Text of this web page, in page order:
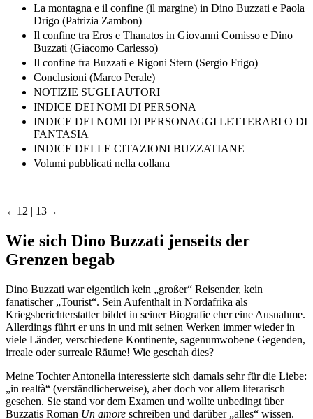
La montagna e il confine (il margine) in Dino Buzzati e Paola
Drigo (Patrizia Zambon)
Il confine tra Eros e Thanatos in Giovanni Comisso e Dino
Buzzati (Giacomo Carlesso)
Il confine fra Buzzati e Rigoni Stern (Sergio Frigo)
Conclusioni (Marco Perale)
NOTIZIE SUGLI AUTORI
INDICE DEI NOMI DI PERSONA
INDICE DEI NOMI DI PERSONAGGI LETTERARI O DI
FANTASIA
INDICE DELLE CITAZIONI BUZZATIANE
Volumi pubblicati nella collana
←12 | 13→
Wie sich Dino Buzzati jenseits der
Grenzen begab
Dino Buzzati war eigentlich kein „großer“ Reisender, kein
fanatischer „Tourist“. Sein Aufenthalt in Nordafrika als
Kriegsberichterstatter bildet in seiner Biografie eher eine Ausnahme.
Allerdings führt er uns in und mit seinen Werken immer wieder in
viele Länder, verschiedene Kontinente, sagenumwobene Gegenden,
irreale oder surreale Räume! Wie geschah dies?
Meine Tochter Antonella interessierte sich damals sehr für die Liebe:
„in realtà“ (verständlicherweise), aber doch vor allem literarisch
gesehen. Sie stand vor dem Examen und wollte unbedingt über
Buzzatis Roman Un amore schreiben und darüber „alles“ wissen.